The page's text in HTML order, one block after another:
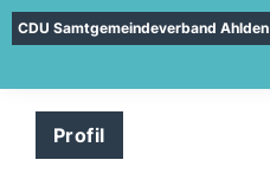
CDU Samtgemeindeverband Ahlden
Profil